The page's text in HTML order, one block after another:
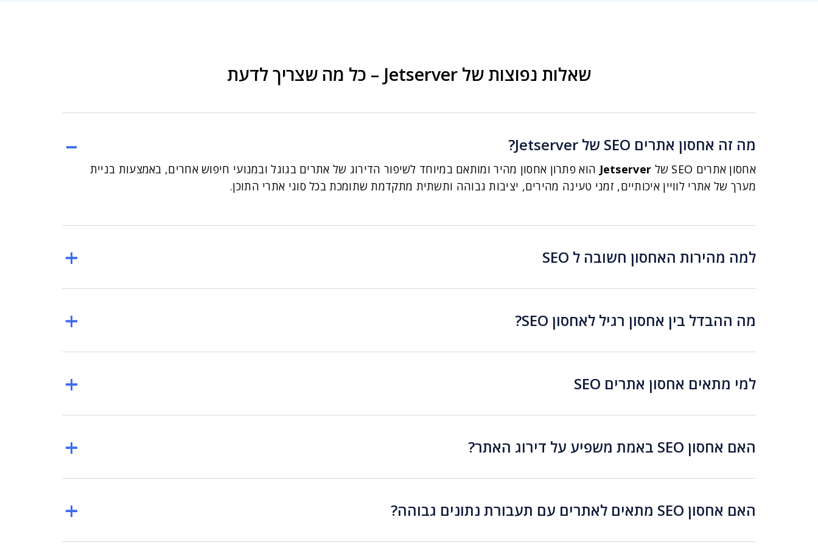
שאלות נפוצות של Jetserver – כל מה שצריך לדעת
מה זה אחסון אתרים SEO של Jetserver?
אחסון אתרים SEO של Jetserver הוא פתרון אחסון מהיר ומותאם במיוחד לשיפור הדירוג של אתרים בגוגל ובמנועי חיפוש אחרים, באמצעות בניית
מערך של אתרי לוויין איכותיים, זמני טעינה מהירים, יציבות גבוהה ותשתית מתקדמת שתומכת בכל סוגי אתרי התוכן.
למה מהירות האחסון חשובה ל SEO
מה ההבדל בין אחסון רגיל לאחסון SEO?
למי מתאים אחסון אתרים SEO
האם אחסון SEO באמת משפיע על דירוג האתר?
האם אחסון SEO מתאים לאתרים עם תעבורת נתונים גבוהה?